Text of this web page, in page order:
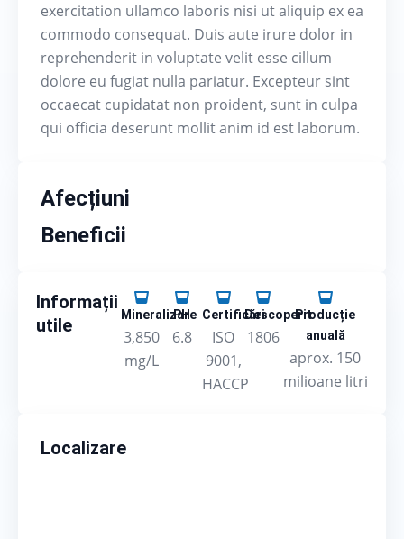
exercitation ullamco laboris nisi ut aliquip ex ea
commodo consequat. Duis aute irure dolor in
reprehenderit in voluptate velit esse cillum
dolore eu fugiat nulla pariatur. Excepteur sint
occaecat cupidatat non proident, sunt in culpa
qui officia deserunt mollit anim id est laborum.
Afecțiuni
Beneficii
Informații
utile
Mineralizare
3,850
mg/L
PH
6.8
Certificări
ISO
9001,
HACCP
Descoperit
1806
Producție
anuală
aprox. 150
milioane litri
Localizare